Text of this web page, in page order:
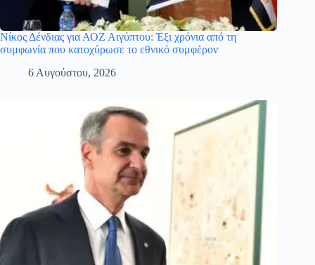
Νίκος Δένδιας για ΑΟΖ Αιγύπτου: Έξι χρόνια από τη
συμφωνία που κατοχύρωσε το εθνικό συμφέρον
6 Αυγούστου, 2026